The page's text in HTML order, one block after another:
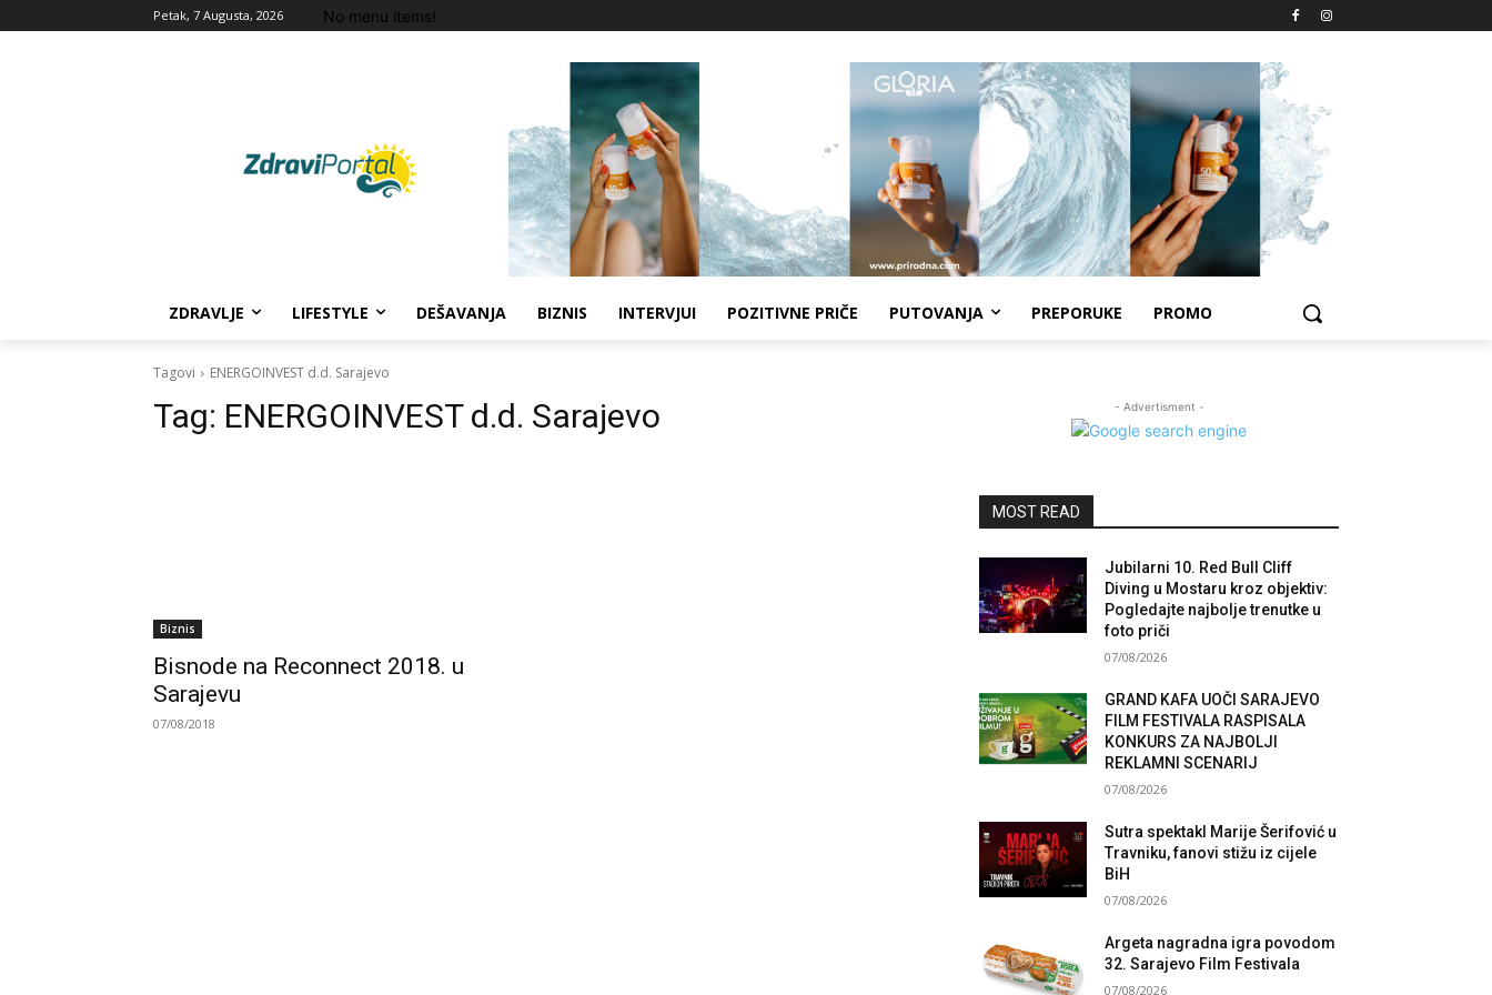
Petak, 7 Augusta, 2026 No menu items!
ZDRAVLJE LIFESTYLE DEŠAVANJA BIZNIS INTERVJUI POZITIVNE PRIČE PUTOVANJA PREPORUKE PROMO
Tagovi ENERGOINVEST d.d. Sarajevo
Tag: ENERGOINVEST d.d. Sarajevo
Biznis
Bisnode na Reconnect 2018. u
Sarajevu
07/08/2018
- Advertisment -
MOST READ
Jubilarni 10. Red Bull Cliff
Diving u Mostaru kroz objektiv:
Pogledajte najbolje trenutke u
foto priči
07/08/2026
GRAND KAFA UOČI SARAJEVO
FILM FESTIVALA RASPISALA
KONKURS ZA NAJBOLJI
REKLAMNI SCENARIJ
07/08/2026
Sutra spektakl Marije Šerifović u
Travniku, fanovi stižu iz cijele
BiH
07/08/2026
Argeta nagradna igra povodom
32. Sarajevo Film Festivala
07/08/2026